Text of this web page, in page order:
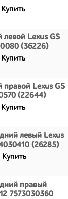
Купить
Lexus GS
(36226)
Купить
правой Lexus GS
(22644)
Купить
левый Lexus
(26285)
Купить
правый
7573030360